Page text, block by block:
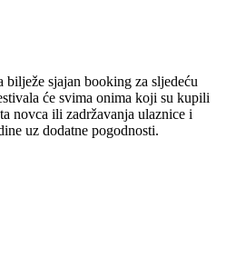
bilježe sjajan booking za sljedeću
će svima onima koji su kupili
novca ili zadržavanja ulaznice i
uz dodatne pogodnosti.